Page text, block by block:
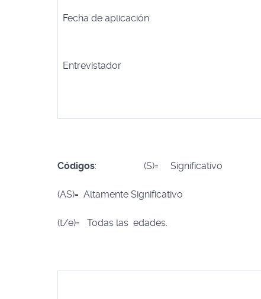
Fecha de aplicación:
Entrevistador
Códigos: (S)= Significativo
(AS)= Altamente Significativo
(t/e)= Todas las edades.